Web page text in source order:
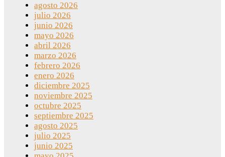
agosto 2026
julio 2026
junio 2026
mayo 2026
abril 2026
marzo 2026
febrero 2026
enero 2026
diciembre 2025
noviembre 2025
octubre 2025
septiembre 2025
agosto 2025
julio 2025
junio 2025